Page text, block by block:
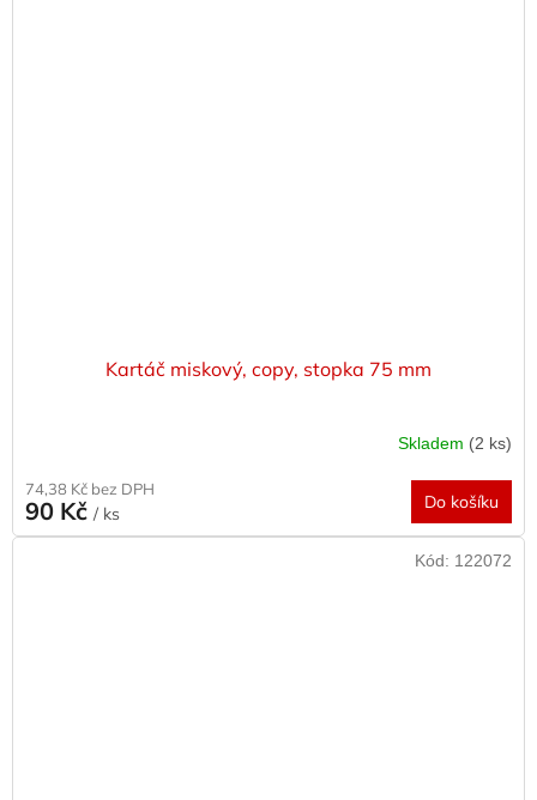
Kartáč miskový, copy, stopka 75 mm
Skladem (2 ks)
74,38 Kč bez DPH
90 Kč / ks
Do košíku
Kód: 122072